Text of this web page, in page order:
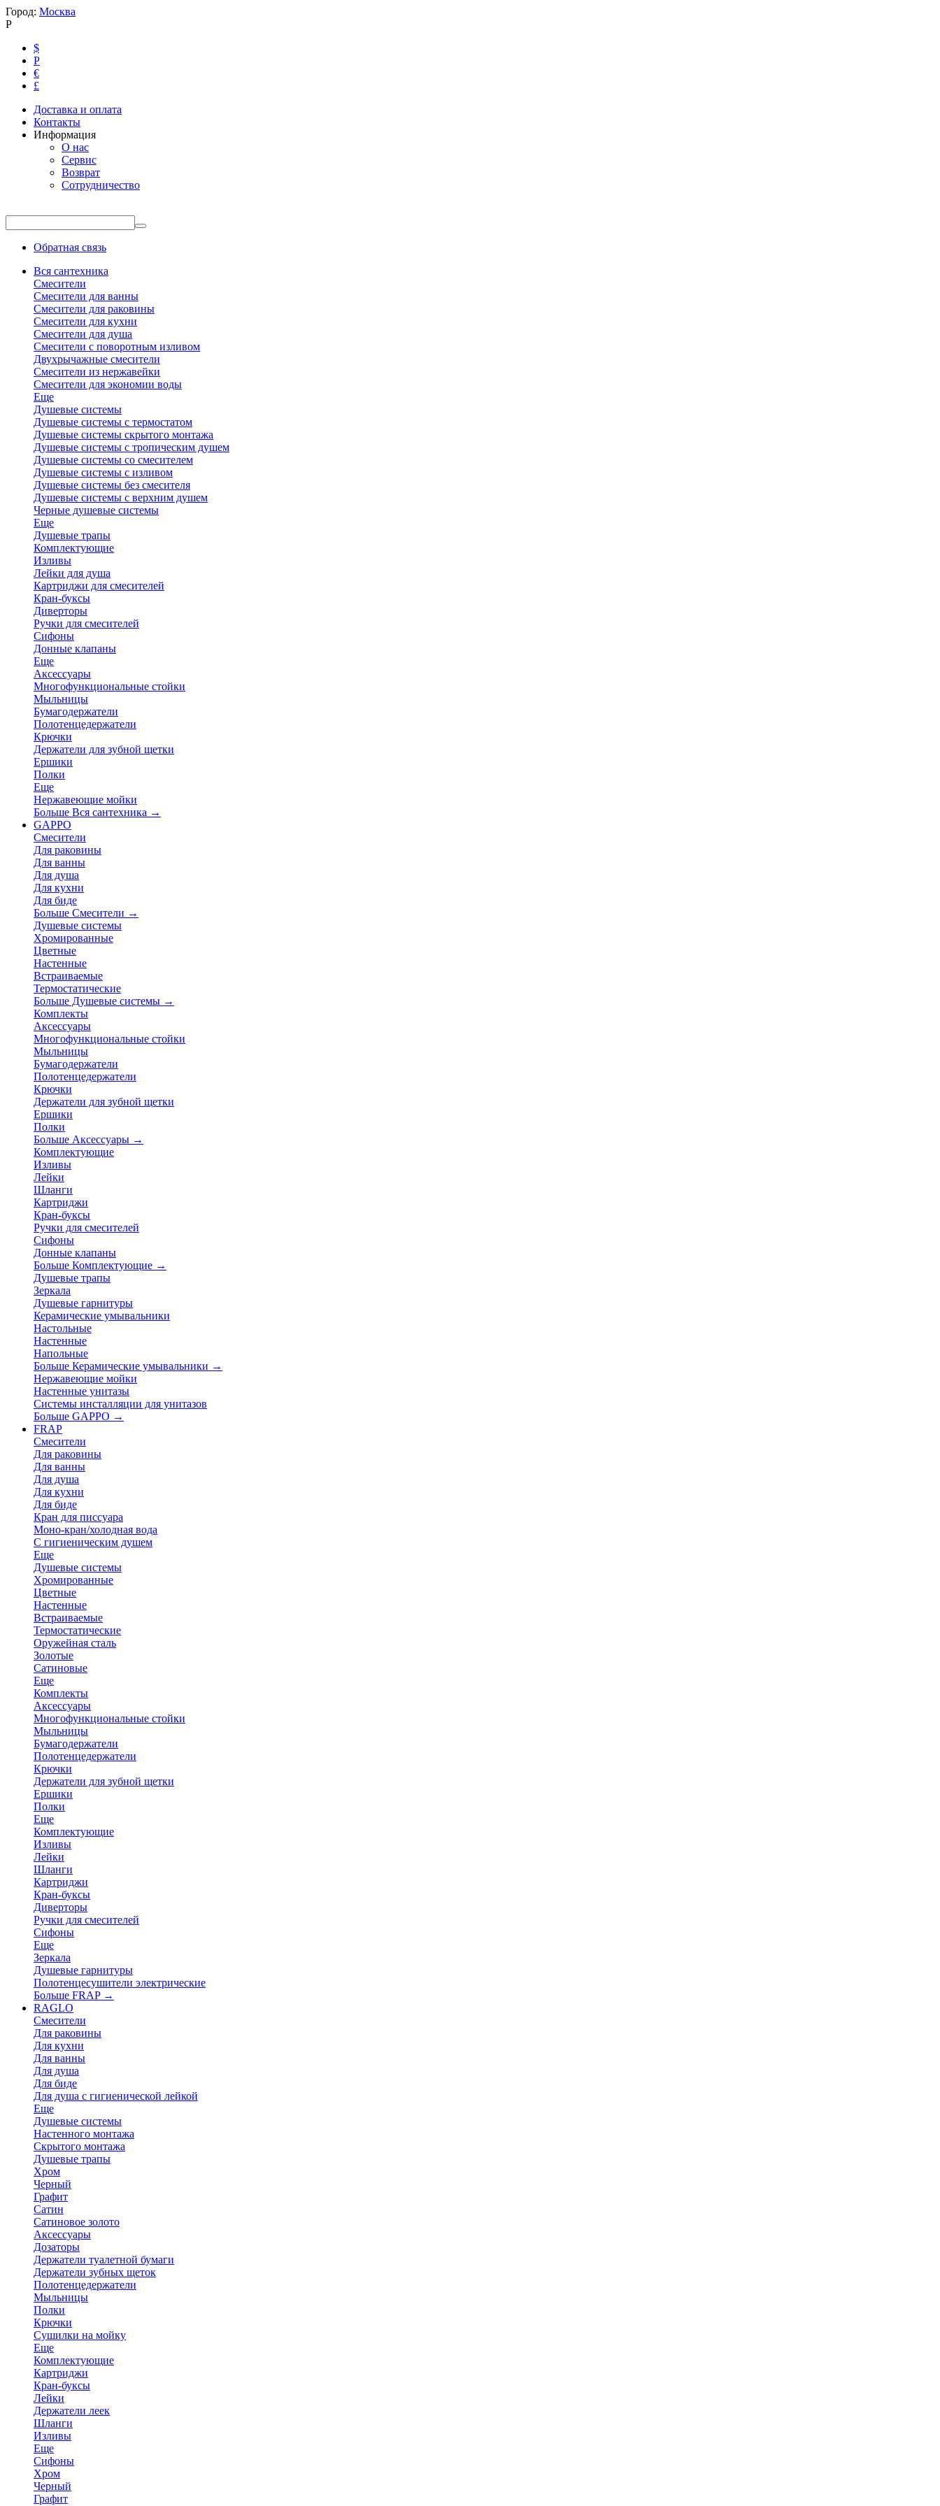
Город: Москва
Р
$
Р
€
£
Доставка и оплата
Контакты
Информация
О нас
Сервис
Возврат
Сотрудничество
Обратная связь
Вся сантехника
Смесители
Смесители для ванны
Смесители для раковины
Смесители для кухни
Смесители для душа
Смесители с поворотным изливом
Двухрычажные смесители
Смесители из нержавейки
Смесители для экономии воды
Еще
Душевые системы
Душевые системы с термостатом
Душевые системы скрытого монтажа
Душевые системы с тропическим душем
Душевые системы со смесителем
Душевые системы с изливом
Душевые системы без смесителя
Душевые системы с верхним душем
Черные душевые системы
Еще
Душевые трапы
Комплектующие
Изливы
Лейки для душа
Картриджи для смесителей
Кран-буксы
Диверторы
Ручки для смесителей
Сифоны
Донные клапаны
Еще
Аксессуары
Многофункциональные стойки
Мыльницы
Бумагодержатели
Полотенцедержатели
Крючки
Держатели для зубной щетки
Ершики
Полки
Еще
Нержавеющие мойки
Больше Вся сантехника →
GAPPO
Смесители
Для раковины
Для ванны
Для душа
Для кухни
Для биде
Больше Смесители →
Душевые системы
Хромированные
Цветные
Настенные
Встраиваемые
Термостатические
Больше Душевые системы →
Комплекты
Аксессуары
Многофункциональные стойки
Мыльницы
Бумагодержатели
Полотенцедержатели
Крючки
Держатели для зубной щетки
Ершики
Полки
Больше Аксессуары →
Комплектующие
Изливы
Лейки
Шланги
Картриджи
Кран-буксы
Ручки для смесителей
Сифоны
Донные клапаны
Больше Комплектующие →
Душевые трапы
Зеркала
Душевые гарнитуры
Керамические умывальники
Настольные
Настенные
Напольные
Больше Керамические умывальники →
Нержавеющие мойки
Настенные унитазы
Системы инсталляции для унитазов
Больше GAPPO →
FRAP
Смесители
Для раковины
Для ванны
Для душа
Для кухни
Для биде
Кран для писсуара
Моно-кран/холодная вода
С гигиеническим душем
Еще
Душевые системы
Хромированные
Цветные
Настенные
Встраиваемые
Термостатические
Оружейная сталь
Золотые
Сатиновые
Еще
Комплекты
Аксессуары
Многофункциональные стойки
Мыльницы
Бумагодержатели
Полотенцедержатели
Крючки
Держатели для зубной щетки
Ершики
Полки
Еще
Комплектующие
Изливы
Лейки
Шланги
Картриджи
Кран-буксы
Диверторы
Ручки для смесителей
Сифоны
Еще
Зеркала
Душевые гарнитуры
Полотенцесушители электрические
Больше FRAP →
RAGLO
Смесители
Для раковины
Для кухни
Для ванны
Для душа
Для биде
Для душа с гигиенической лейкой
Еще
Душевые системы
Настенного монтажа
Скрытого монтажа
Душевые трапы
Хром
Черный
Графит
Сатин
Сатиновое золото
Аксессуары
Дозаторы
Держатели туалетной бумаги
Держатели зубных щеток
Полотенцедержатели
Мыльницы
Полки
Крючки
Сушилки на мойку
Еще
Комплектующие
Картриджи
Кран-буксы
Лейки
Держатели леек
Шланги
Изливы
Еще
Сифоны
Хром
Черный
Графит